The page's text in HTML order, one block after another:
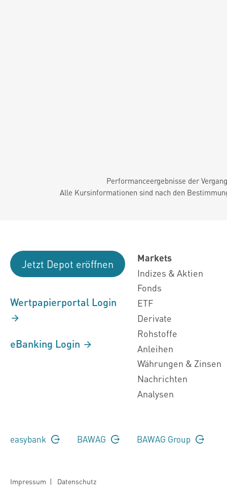
Performanceergebnisse der
Alle Kursinformationen sind nach den
Jetzt Depot eröffnen
Wertpapierportal Login
eBanking Login
Markets
Indizes & Aktien
Fonds
ETF
Derivate
Rohstoffe
Anleihen
Währungen & Zinsen
Nachrichten
Analysen
easybank BAWAG BAWAG Group
Impressum | Datenschutz